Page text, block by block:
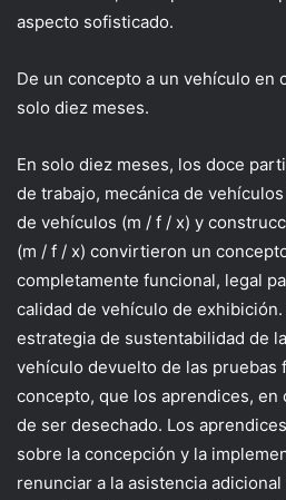
aspecto sofisticado.
De un concepto a un vehículo en
solo diez meses.
En solo diez meses, los doce
de trabajo, mecánica de
de vehículos (m / f / x) y
(m / f / x) convirtieron un
completamente funcional, legal
calidad de vehículo de
estrategia de sustentabilidad de
vehículo devuelto de las pruebas
concepto, que los aprendices, en
de ser desechado. Los
sobre la concepción y la
renunciar a la asistencia